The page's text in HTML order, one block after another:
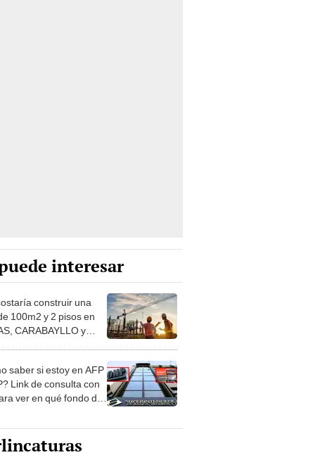
interesar
construir una
100m2 y 2 pisos en
CARABAYLLO y
saber si estoy en AFP
Link de consulta con
ver en qué fondo de